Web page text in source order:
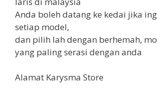
Anda boleh datang ke kedai jika
setiap model,
dan pilih lah dengan berhemah,
yang paling serasi dengan anda
Alamat Karysma Store